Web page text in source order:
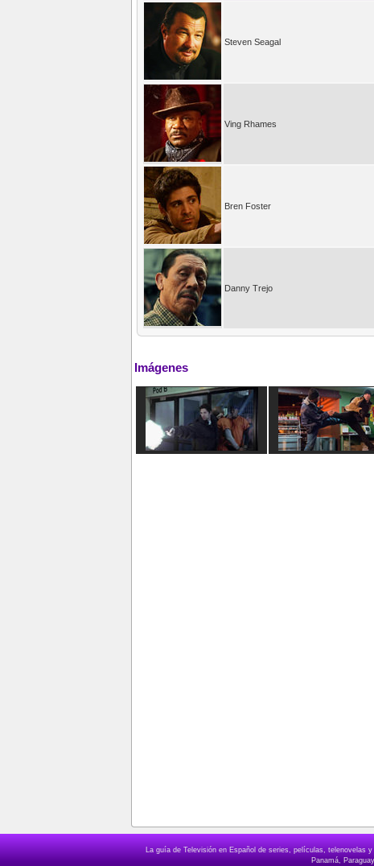
Steven Seagal
Ving Rhames
Bren Foster
Danny Trejo
Imágenes
La guía de Televisión en Español de series, películas, telenovelas
Panamá,